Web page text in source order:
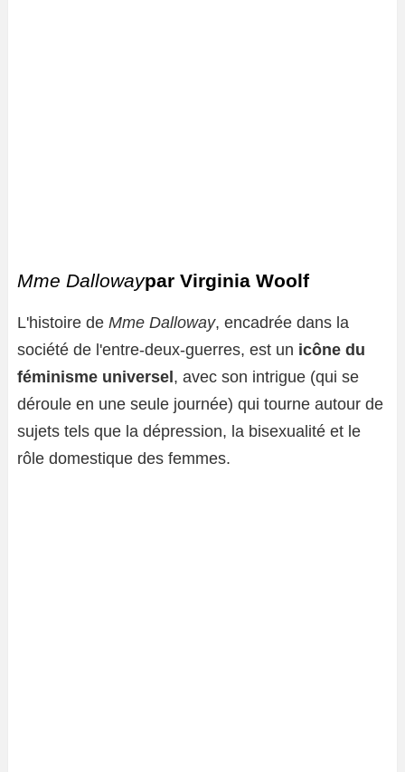
Mme Dallowaypar Virginia Woolf
L'histoire de Mme Dalloway, encadrée dans la
société de l'entre-deux-guerres, est un icône du
féminisme universel , avec son intrigue (qui se
déroule en une seule journée) qui tourne autour de
sujets tels que la dépression, la bisexualité et le
rôle domestique des femmes.